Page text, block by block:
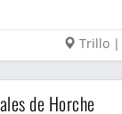
Trillo|
de Horche